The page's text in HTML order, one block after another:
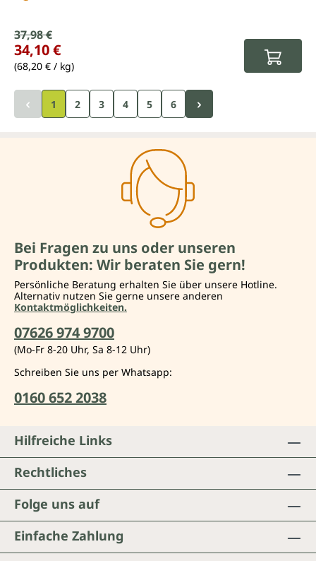
Verkaufspreis:
Regulärer Preis:
37,98 €
34,10 €
(68,20 € / kg)
1 2 3 4 5 6
Bei Fragen zu uns oder unseren
Produkten: Wir beraten Sie gern!
Persönliche Beratung erhalten Sie über unsere Hotline.
Alternativ nutzen Sie gerne unsere anderen
Kontaktmöglichkeiten.
07626 974 9700
(Mo-Fr 8-20 Uhr, Sa 8-12 Uhr)
Schreiben Sie uns per Whatsapp:
0160 652 2038
Folge uns auf
Einfache Zahlung
Hilfreiche Links
Rechtliches